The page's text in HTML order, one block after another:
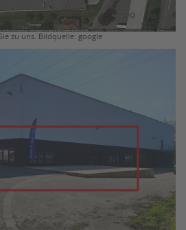
zu uns. Bildquelle: google